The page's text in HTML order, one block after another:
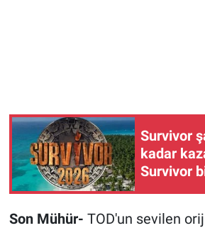
Survivor
kadar
Survivor
Son Mühür- TOD'un sevilen